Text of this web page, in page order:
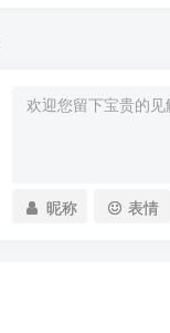
昵称 表情